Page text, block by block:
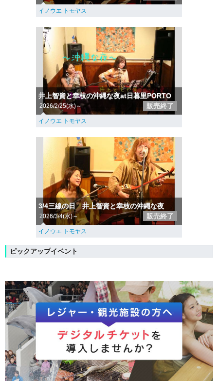
イノウエ トモヤス
井上智資と幸枝の沖縄な夜at日暮里PORTO
2026/2/25(水)～ 販売終了
イノウエ トモヤス
3/4三線の日 井上智資と幸枝の沖縄な夜
2026/3/4(水)～ 販売終了
イノウエ トモヤス
ピックアップイベント